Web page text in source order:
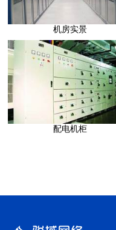
机房实景
配电机柜